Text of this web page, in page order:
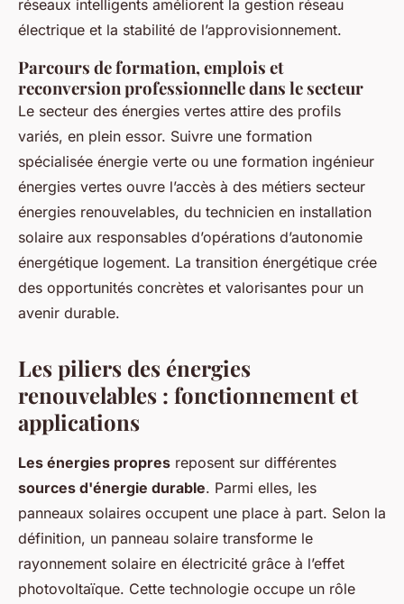
réseaux intelligents améliorent la gestion réseau
électrique et la stabilité de l’approvisionnement.
Parcours de formation, emplois et
reconversion professionnelle dans le secteur
Le secteur des énergies vertes attire des profils
variés, en plein essor. Suivre une formation
spécialisée énergie verte ou une formation ingénieur
énergies vertes ouvre l’accès à des métiers secteur
énergies renouvelables, du technicien en installation
solaire aux responsables d’opérations d’autonomie
énergétique logement. La transition énergétique crée
des opportunités concrètes et valorisantes pour un
avenir durable.
Les piliers des énergies
renouvelables : fonctionnement et
applications
Les énergies propres reposent sur différentes
sources d'énergie durable. Parmi elles, les
panneaux solaires occupent une place à part. Selon la
définition, un panneau solaire transforme le
rayonnement solaire en électricité grâce à l’effet
photovoltaïque. Cette technologie occupe un rôle